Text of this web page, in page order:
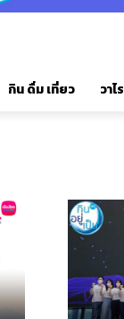
กิน ดื่ม เที่ยว วาไ